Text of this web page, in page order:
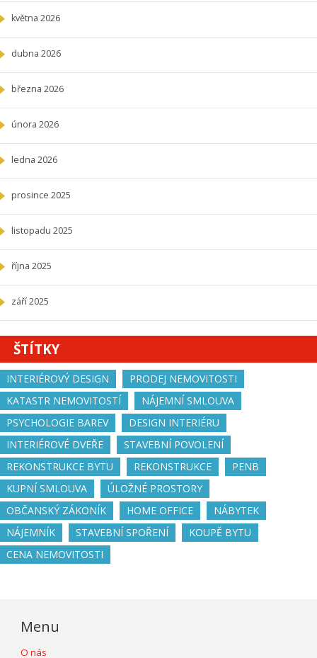
května 2026
dubna 2026
března 2026
února 2026
ledna 2026
prosince 2025
listopadu 2025
října 2025
září 2025
ŠTÍTKY
INTERIÉROVÝ DESIGN
PRODEJ NEMOVITOSTI
KATASTR NEMOVITOSTÍ
NÁJEMNÍ SMLOUVA
PSYCHOLOGIE BAREV
DESIGN INTERIÉRU
INTERIÉROVÉ DVEŘE
STAVEBNÍ POVOLENÍ
REKONSTRUKCE BYTU
REKONSTRUKCE
PENB
KUPNÍ SMLOUVA
ÚLOŽNÉ PROSTORY
OBČANSKÝ ZÁKONÍK
HOME OFFICE
NÁBYTEK
NÁJEMNÍK
STAVEBNÍ SPOŘENÍ
KOUPĚ BYTU
CENA NEMOVITOSTI
Menu
O nás